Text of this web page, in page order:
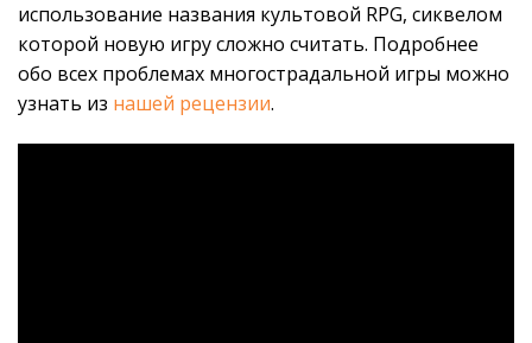
использование названия культовой RPG, сиквелом
которой новую игру сложно считать. Подробнее
обо всех проблемах многострадальной игры можно
узнать из нашей рецензии.